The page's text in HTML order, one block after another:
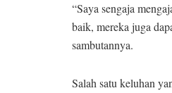
“Saya sengaja
baik, mereka juga
sambutannya.
Salah satu keluhan